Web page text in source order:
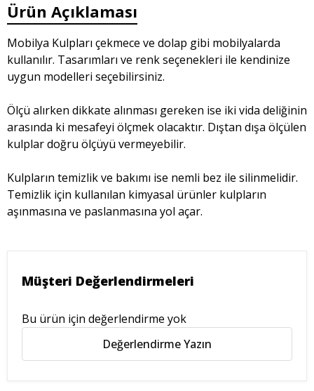
Ürün Açıklaması
Mobilya Kulpları çekmece ve dolap gibi mobilyalarda
kullanılır. Tasarımları ve renk seçenekleri ile kendinize
uygun modelleri seçebilirsiniz.
Ölçü alırken dikkate alınması gereken ise iki vida deliğinin
arasında ki mesafeyi ölçmek olacaktır. Dıştan dışa ölçülen
kulplar doğru ölçüyü vermeyebilir.
Kulpların temizlik ve bakımı ise nemli bez ile silinmelidir.
Temizlik için kullanılan kimyasal ürünler kulpların
aşınmasına ve paslanmasına yol açar.
Müşteri Değerlendirmeleri
Bu ürün için değerlendirme yok
Değerlendirme Yazın